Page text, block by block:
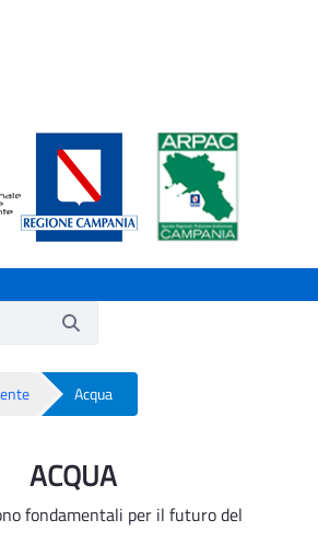
Acqua
ACQUA
fondamentali per il futuro del